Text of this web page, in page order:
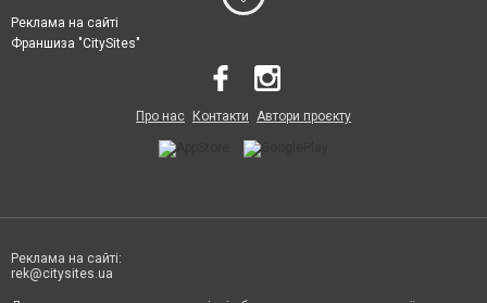
Реклама на сайті
Франшиза "CitySites"
Про нас Контакти Автори проєкту
Реклама на сайті:
rek@citysites.ua